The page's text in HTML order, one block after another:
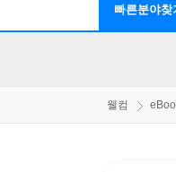
빠른분야찾
웰컴